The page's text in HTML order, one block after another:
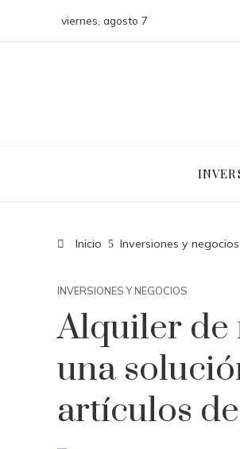
viernes, agosto 7
Inicio Inversiones y negocios
INVERSIONES Y NEGOCIOS
Alquiler de
una
artículos